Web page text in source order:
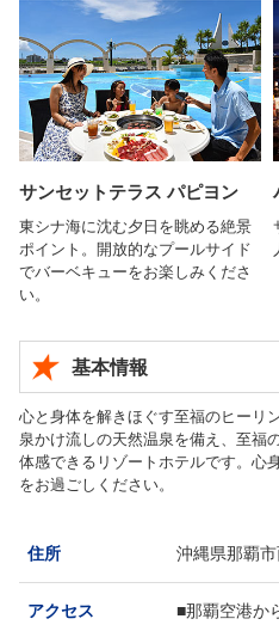
サンセットテラス パピヨン
東シナ海に沈む夕日を眺める絶景
ポイント。開放的なプールサイド
でバーベキューをお楽しみくださ
い。
基本情報
心と身体を解きほぐす至福のヒーリ
泉かけ流しの天然温泉を備え、至福
体感できるリゾートホテルです。心
をお過ごしください。
住所 沖縄県那覇
アクセス
■那覇空港か